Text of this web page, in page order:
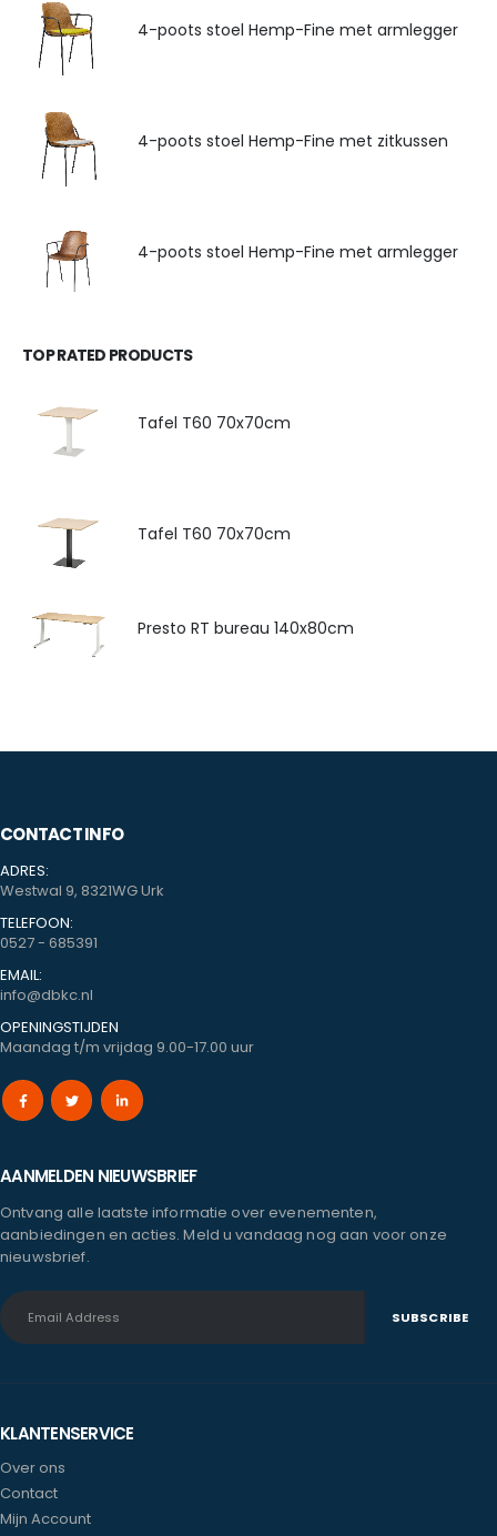
4-poots stoel Hemp-Fine met armlegger
4-poots stoel Hemp-Fine met zitkussen
4-poots stoel Hemp-Fine met armlegger
TOP RATED PRODUCTS
Tafel T60 70x70cm
Tafel T60 70x70cm
Presto RT bureau 140x80cm
CONTACT INFO
ADRES:
Westwal 9, 8321WG Urk
TELEFOON:
0527 - 685391
EMAIL:
info@dbkc.nl
OPENINGSTIJDEN
Maandag t/m vrijdag 9.00-17.00 uur
AANMELDEN NIEUWSBRIEF
Ontvang alle laatste informatie over evenementen,
aanbiedingen en acties. Meld u vandaag nog aan voor onze
nieuwsbrief.
KLANTENSERVICE
Over ons
Contact
Mijn Account